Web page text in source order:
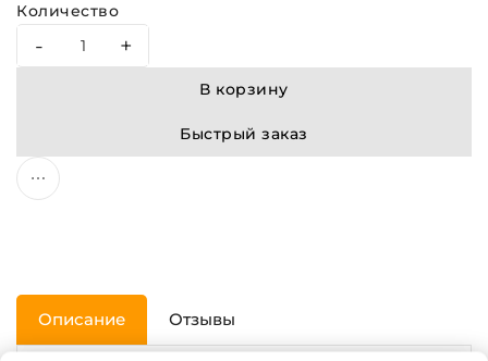
Количество
- +
В корзину
Быстрый заказ
Описание Отзывы